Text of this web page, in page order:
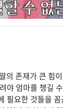
의 존재가 큰 힘
야 엄마를 챙길
필요한 것들을